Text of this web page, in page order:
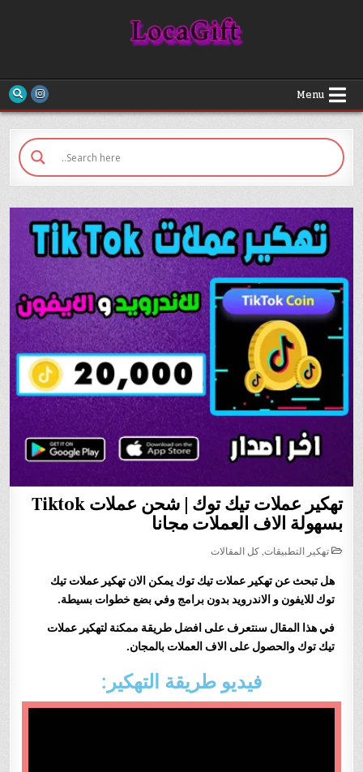
Menu
تهكير عملات تيك توك | شحن عملات Tiktok
بسهولة الاف العملات مجانا
POSTED
IN
تهكير التطبيقات ,كل المقالات
هل تبحث عن تهكير عملات تيك توك يمكن الانتهكير عملات تيك
توك للايفون و الاندرويد بدون برامج وفي بضع خطوات بسيطة.
في هذا المقال سنتعرف على افضل طريقة ممكنة لتهكير عملات
تيك توك والحصول على الاف العملات بالمجان.
فيديو طريقة التهكير: